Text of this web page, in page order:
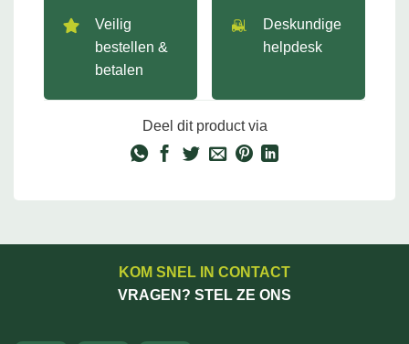
Veilig
bestellen &
betalen
Deskundige
helpdesk
Deel dit product via
KOM SNEL IN CONTACT
VRAGEN? STEL ZE ONS